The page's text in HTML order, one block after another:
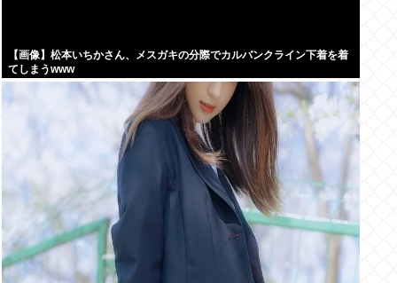
【画像】松本いちかさん、メスガキの分際でカルバンクライン下着を着
てしまうwww